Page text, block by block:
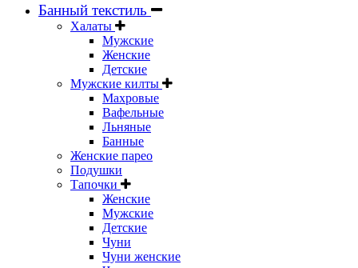
Банный текстиль
Халаты
Мужские
Женские
Детские
Мужские килты
Махровые
Вафельные
Льняные
Банные
Женские парео
Подушки
Тапочки
Женские
Мужские
Детские
Чуни
Чуни женские